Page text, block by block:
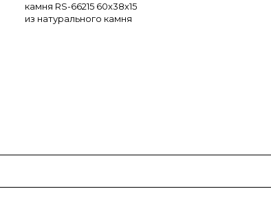
камня RS-66215 60х38х15
из натурального камня